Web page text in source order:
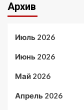
Архив
Июль 2026
Июнь 2026
Май 2026
Апрель 2026